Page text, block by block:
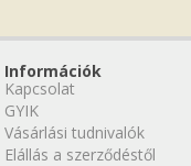
Információk
Kapcsolat
GYIK
Vásárlási tudnivalók
Elállás a szerződéstől